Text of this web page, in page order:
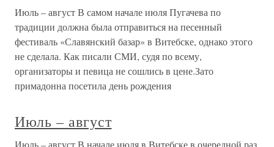
Июль – август В самом начале июля Пугачева по
традиции должна была отправиться на песенный
фестиваль «Славянский базар» в Витебске, однако этого
не сделала. Как писали СМИ, судя по всему,
организаторы и певица не сошлись в цене.Зато
примадонна посетила день рождения
Июль – август